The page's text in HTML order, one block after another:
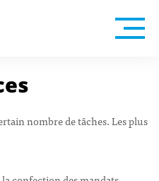
nombre de tâches. Les plus